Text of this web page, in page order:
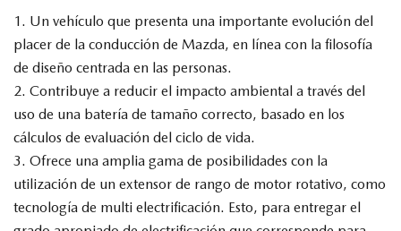
1. Un vehículo que presenta una importante evolución del
placer de la conducción de Mazda, en línea con la filosofía
de diseño centrada en las personas.
2. Contribuye a reducir el impacto ambiental a través del
uso de una batería de tamaño correcto, basado en los
cálculos de evaluación del ciclo de vida.
3. Ofrece una amplia gama de posibilidades con la
utilización de un extensor de rango de motor rotativo, como
tecnología de multi electrificación. Esto, para entregar el